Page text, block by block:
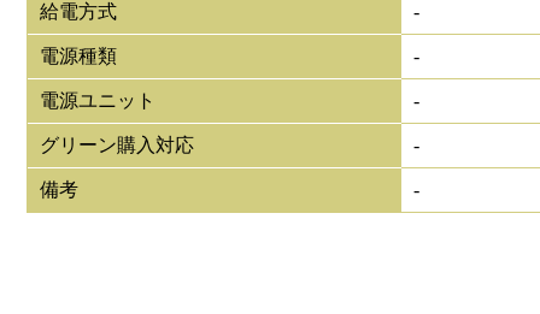
給電方式 -
電源種類 -
電源ユニット -
グリーン購入対応 -
備考 -